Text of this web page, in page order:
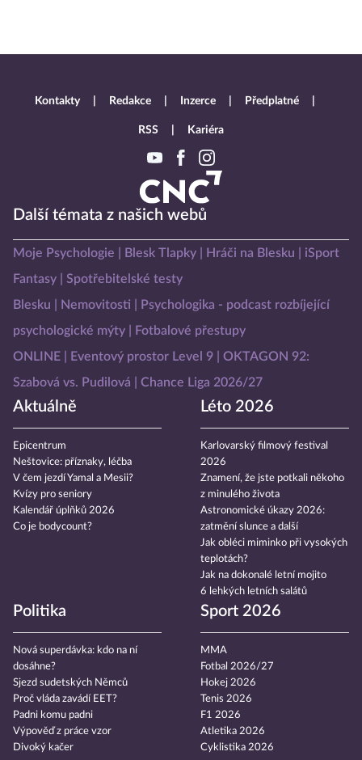
Další témata z našich webů
Moje Psychologie Blesk Tlapky Hráči na Blesku
iSport
Fantasy
Spotřebitelské testy
Blesku
Nemovitosti
Psychologika - podcast rozbíjející
psychologické mýty
Fotbalové přestupy
ONLINE
Eventový prostor Level 9
OKTAGON 92:
Szabová vs. Pudilová
Chance Liga 2026/27
Aktuálně
Epicentrum
Neštovice: příznaky, léčba
V čem jezdí Yamal a Mesii?
Kvízy pro seniory
Kalendář úplňků 2026
Co je bodycount?
Léto 2026
Karlovarský filmový festival
2026
Znamení, že jste potkali někoho
z minulého života
Astronomické úkazy 2026:
zatmění slunce a další
Jak obléci miminko při vysokých
teplotách?
Jak na dokonalé letní mojito
6 lehkých letních salátů
Politika
Nová superdávka: kdo na ní
dosáhne?
Sjezd sudetských Němců
Proč vláda zavádí EET?
Padni komu padni
Výpověď z práce vzor
Divoký kačer
Sport 2026
MMA
Fotbal 2026/27
Hokej 2026
Tenis 2026
F1 2026
Atletika 2026
Cyklistika 2026
Kontakty Redakce Inzerce Předplatné
RSS Kariéra